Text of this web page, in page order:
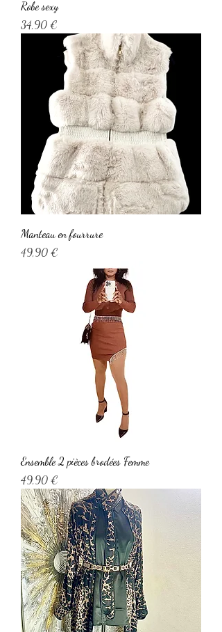
Robe sexy
Prix
34,90 €
Manteau en fourrure
Prix
49,90 €
Ensemble 2 pièces brodées Femme
Prix
49,90 €